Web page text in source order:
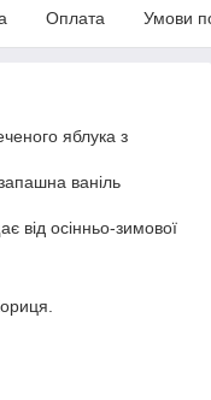
Оплата Умови
яблука з
ваніль
від осінньо-зимової